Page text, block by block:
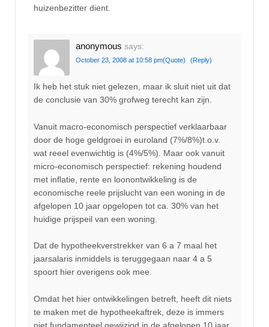
huizenbezitter dient.
anonymous says:
October 23, 2008 at 10:58 pm(Quote) (Reply)
Ik heb het stuk niet gelezen, maar ik sluit niet uit dat
de conclusie van 30% grofweg terecht kan zijn.
Vanuit macro-economisch perspectief verklaarbaar
door de hoge geldgroei in euroland (7%/8%)t.o.v.
wat reeel evenwichtig is (4%/5%). Maar ook vanuit
micro-economisch perspectief: rekening houdend
met inflatie, rente en loonontwikkeling is de
economische reele prijslucht van een woning in de
afgelopen 10 jaar opgelopen tot ca. 30% van het
huidige prijspeil van een woning.
Dat de hypotheekverstrekker van 6 a 7 maal het
jaarsalaris inmiddels is teruggegaan naar 4 a 5
spoort hier overigens ook mee.
Omdat het hier ontwikkelingen betreft, heeft dit niets
te maken met de hypotheekaftrek, deze is immers
niet fundamenteel gewijzigd in de afgelopen 10 jaar.